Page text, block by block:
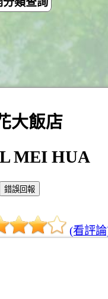
大飯店
MEI HUA
(看評